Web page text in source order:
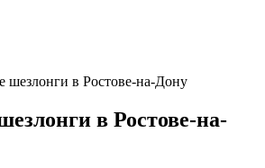
шезлонги в Ростове-на-Дону
в Ростове-на-